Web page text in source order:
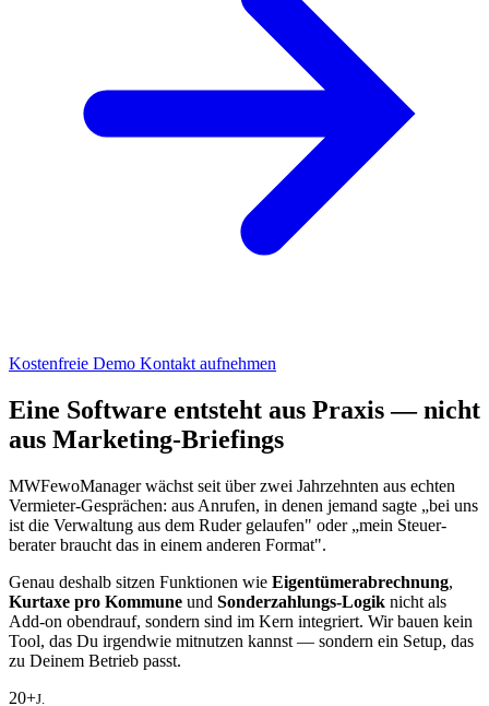
Kostenfreie Demo Kontakt aufnehmen
Eine Software entsteht aus Praxis — nicht
aus Marketing-Briefings
MWFewoManager wächst seit über zwei Jahrzehnten aus echten
Vermieter-Gesprächen: aus Anrufen, in denen jemand sagte „bei uns
ist die Verwaltung aus dem Ruder gelaufen" oder „mein Steuer­
berater braucht das in einem anderen Format".
Genau deshalb sitzen Funktionen wie Eigentümer­abrechnung,
Kurtaxe pro Kommune und Sonder­zahlungs-Logik nicht als
Add-on obendrauf, sondern sind im Kern integriert. Wir bauen kein
Tool, das Du irgendwie mitnutzen kannst — sondern ein Setup, das
zu Deinem Betrieb passt.
20+J.